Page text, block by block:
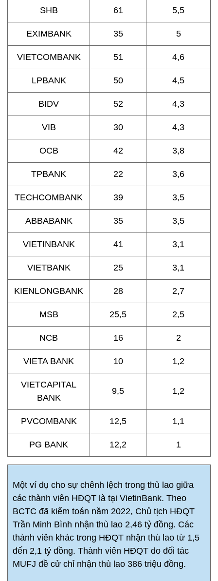
SHB 61 5,5
EXIMBANK 35 5
VIETCOMBANK 51 4,6
LPBANK 50 4,5
BIDV 52 4,3
VIB 30 4,3
OCB 42 3,8
TPBANK 22 3,6
TECHCOMBANK 39 3,5
ABBABANK 35 3,5
VIETINBANK 41 3,1
VIETBANK 25 3,1
KIENLONGBANK 28 2,7
MSB 25,5 2,5
NCB 16 2
VIETA BANK 10 1,2
VIETCAPITAL
BANK
9,5 1,2
PVCOMBANK 12,5 1,1
PG BANK 12,2 1
Một ví dụ cho sự chênh lệch trong thù lao giữa
các thành viên HĐQT là tại VietinBank. Theo
BCTC đã kiểm toán năm 2022, Chủ tịch HĐQT
Trần Minh Bình nhận thù lao 2,46 tỷ đồng. Các
thành viên khác trong HĐQT nhận thù lao từ 1,5
đến 2,1 tỷ đồng. Thành viên HĐQT do đối tác
MUFJ đề cử chỉ nhận thù lao 386 triệu đồng.